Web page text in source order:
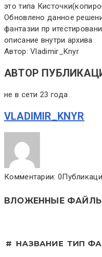
это типа
Обновлено данное
фантазии пр
описание внутри архива
Автор: Vladimir_Knyr
АВТОР
не в сети 23 года
VLADIMIR_KNYR
Комментарии: 0
ВЛОЖЕННЫЕ
# НАЗВАНИЕ ТИП